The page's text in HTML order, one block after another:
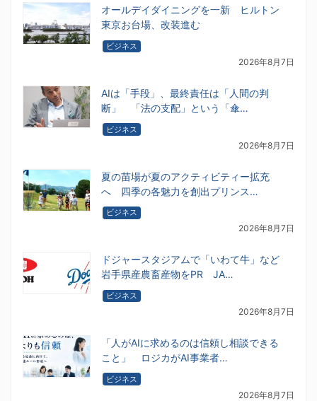
オールデイダイニングを一新 ヒルトン
東京お台場、改装進む
ビジネス
2026年8月7日
AIは「手段」、最終責任は「人間の判
断」 「法の支配」という「傘…
ビジネス
2026年8月7日
夏の苗場が夏のアクティビティー拡充
へ 四季の各魅力を創出プリンス…
ビジネス
2026年8月7日
ドジャースタジアムで「いわて牛」など
岩手県産農畜産物をPR JA…
ビジネス
2026年8月7日
「人がAIに求めるのは信頼し相談できる
こと」 ロジカがAI事業者…
ビジネス
2026年8月7日